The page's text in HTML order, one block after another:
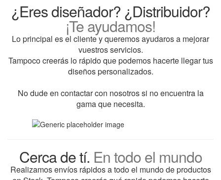
¿Eres diseñador? ¿Distribuidor?
¡Te ayudamos!
Lo principal es el cliente y queremos ayudaros a mejorar
vuestros servicios.
Tampoco creerás lo rápido que podemos hacerte llegar tus
diseños personalizados.
No dude en contactar con nosotros si no encuentra la
gama que necesita.
Cerca de tí. En todo el mundo
Realizamos envíos rápidos a todo el mundo de productos